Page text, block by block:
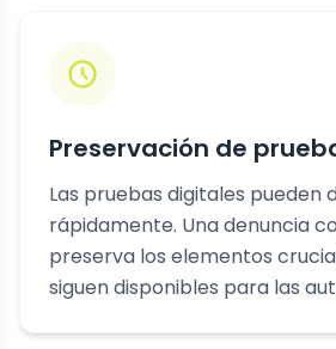
Preservación de
Las pruebas digitales pueden
rápidamente. Una denuncia
preserva los elementos
siguen disponibles para las